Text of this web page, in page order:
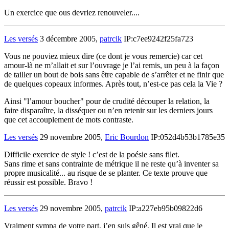
Un exercice que ous devriez renouveler....
Les versés 3 décembre 2005, patrcik IP:c7ee9242f25fa723
Vous ne pouviez mieux dire (ce dont je vous remercie) car cet
amour-là ne m’allait et sur l’ouvrage je l’ai remis, un peu à la façon
de tailler un bout de bois sans être capable de s’arrêter et ne finir que
de quelques copeaux informes. Après tout, n’est-ce pas cela la Vie ?
Ainsi "l’amour boucher" pour de crudité découper la relation, la
faire disparaître, la disséquer ou n’en retenir sur les derniers jours
que cet accouplement de mots contraste.
Les versés 29 novembre 2005, Eric Bourdon IP:052d4b53b1785e35
Difficile exercice de style ! c’est de la poésie sans filet.
Sans rime et sans contrainte de métrique il ne reste qu’à inventer sa
propre musicalité... au risque de se planter. Ce texte prouve que
réussir est possible. Bravo !
Les versés 29 novembre 2005, patrcik IP:a227eb95b09822d6
Vraiment sympa de votre part, j’en suis gêné. Il est vrai que je